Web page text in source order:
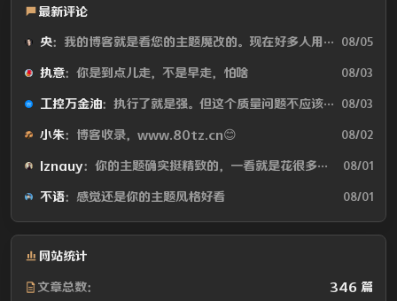
最新评论
央：我的博客就是看您的主题魔改的。现在好多人用你这个AI做的，就否定别人... 08/05
执意：你是到点儿走，不是早走，怕啥 08/03
工控万金油：执行了就是强。但这个质量问题不应该由物业或是房产公司来处理吗😂 08/03
小朱：博客收录，www.80tz.cn😊 08/02
lznauy：你的主题确实挺精致的，一看就是花很多时间打磨的，现在都是用AI写代码... 08/01
不语：感觉还是你的主题风格好看 08/01
网站统计
文章总数： 346 篇